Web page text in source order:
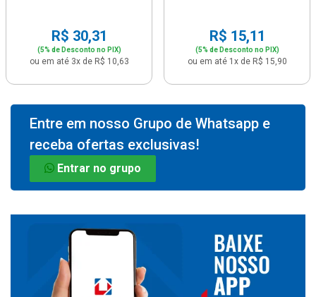
R$ 30,31
(5% de Desconto no PIX)
ou em até 3x de R$ 10,63
R$ 15,11
(5% de Desconto no PIX)
ou em até 1x de R$ 15,90
Entre em nosso Grupo de Whatsapp e
receba ofertas exclusivas!
Entrar no grupo